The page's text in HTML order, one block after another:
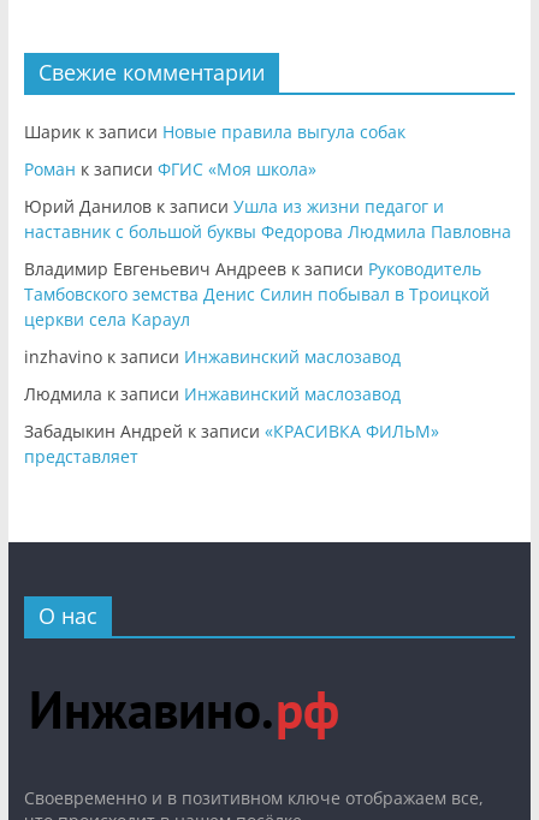
Свежие комментарии
Шарикк записи Новые правила выгула собак
Роман к записи ФГИС «Моя школа»
Юрий Даниловк записи Ушла из жизни педагог и
наставник с большой буквы Федорова Людмила Павловна
Владимир Евгеньевич Андреевк записи Руководитель
Тамбовского земства Денис Силин побывал в Троицкой
церкви села Караул
inzhavinoк записи Инжавинский маслозавод
Людмила к записи Инжавинский маслозавод
Забадыкин Андрей к записи «КРАСИВКА ФИЛЬМ»
представляет
О нас
Cвоевременно и в позитивном ключе отображаем все,